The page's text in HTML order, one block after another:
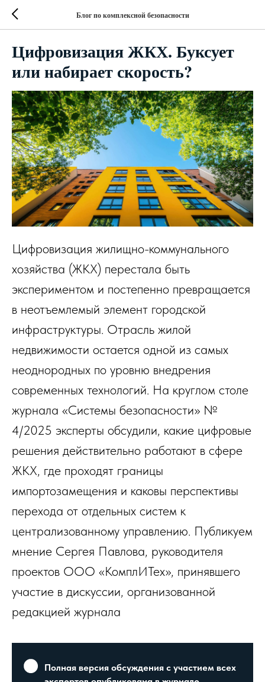
Блог по комплексной безопасности
Цифровизация ЖКХ. Буксует
или набирает скорость?
Цифровизация жилищно-коммунального
хозяйства (ЖКХ) перестала быть
экспериментом и постепенно превращается
в неотъемлемый элемент городской
инфраструктуры. Отрасль жилой
недвижимости остается одной из самых
неоднородных по уровню внедрения
современных технологий. На круглом столе
журнала «Системы безопасности» №
4/2025 эксперты обсудили, какие цифровые
решения действительно работают в сфере
ЖКХ, где проходят границы
импортозамещения и каковы перспективы
перехода от отдельных систем к
централизованному управлению. Публикуем
мнение Сергея Павлова, руководителя
проектов ООО «КомплИТех», принявшего
участие в дискуссии, организованной
редакцией журнала
Полная версия обсуждения с участием всех